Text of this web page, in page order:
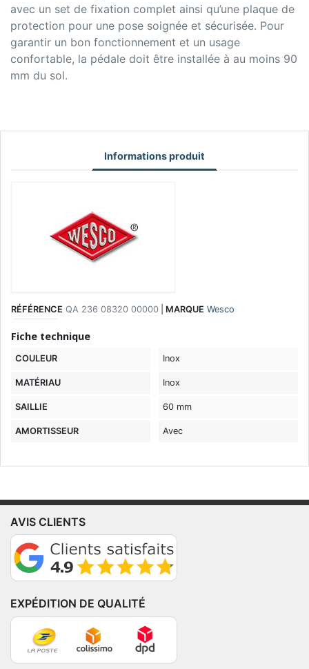
avec un set de fixation complet ainsi qu’une plaque de
protection pour une pose soignée et sécurisée. Pour
garantir un bon fonctionnement et un usage
confortable, la pédale doit être installée à au moins 90
mm du sol.
Informations produit
RÉFÉRENCE QA 236 08320 00000 MARQUE Wesco
Fiche technique
COULEUR Inox
MATÉRIAU Inox
SAILLIE 60 mm
AMORTISSEUR Avec
AVIS CLIENTS
EXPÉDITION DE QUALITÉ